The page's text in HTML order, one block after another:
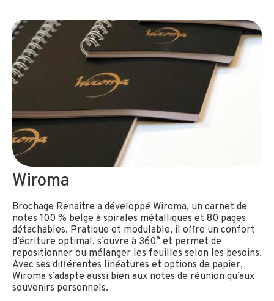
Wiroma
Brochage Renaître a développé Wiroma, un carnet de
notes 100 % belge à spirales métalliques et 80 pages
détachables. Pratique et modulable, il offre un confort
d’écriture optimal, s’ouvre à 360° et permet de
repositionner ou mélanger les feuilles selon les besoins.
Avec ses différentes linéatures et options de papier,
Wiroma s’adapte aussi bien aux notes de réunion qu’aux
souvenirs personnels.